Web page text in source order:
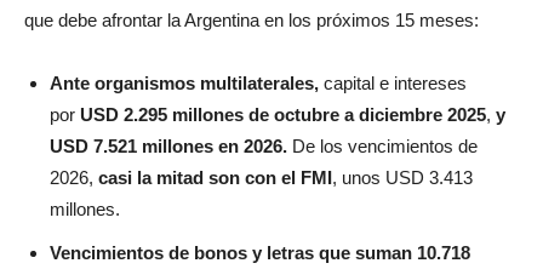
que debe afrontar la Argentina en los próximos 15 meses:
Ante organismos multilaterales, capital e intereses
por USD 2.295 millones de octubre a diciembre 2025, y
USD 7.521 millones en 2026. De los vencimientos de
2026, casi la mitad son con el FMI, unos USD 3.413
millones.
Vencimientos de bonos y letras que suman 10.718